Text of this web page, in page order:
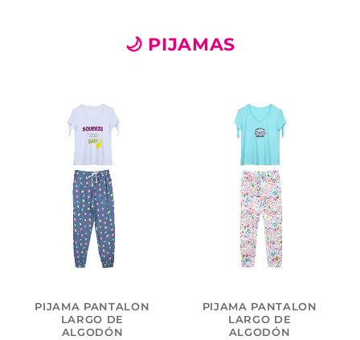
🌙 PIJAMAS
PIJAMA PANTALON
LARGO DE
ALGODÓN
PIJAMA PANTALON
LARGO DE
ALGODÓN